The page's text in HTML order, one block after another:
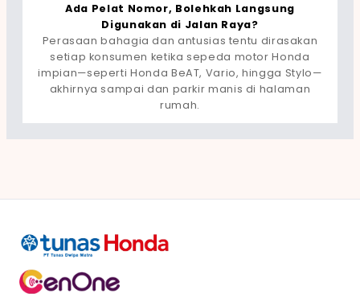
Ada Pelat Nomor, Bolehkah Langsung
Digunakan di Jalan Raya?
Perasaan bahagia dan antusias tentu dirasakan
setiap konsumen ketika sepeda motor Honda
impian—seperti Honda BeAT, Vario, hingga Stylo—
akhirnya sampai dan parkir manis di halaman
rumah.